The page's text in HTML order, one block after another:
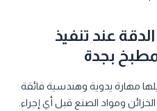
عند تنفيذ
بجدة
مهارة يدوية وهندسية فائقة
ومواد الصنع قبل أي إجراء.